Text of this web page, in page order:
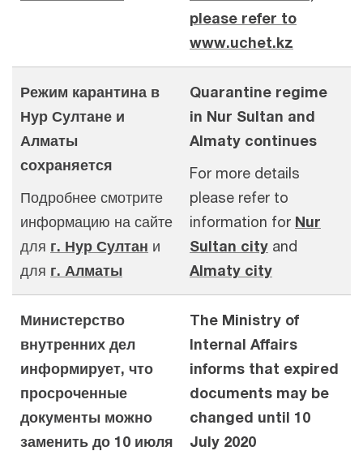
please refer to
www.uchet.kz
Режим карантина в
Нур Султане и
Алматы
сохраняется
Подробнее смотрите
информацию на сайте
для г. Нур Султан и
для г. Алматы
Quarantine regime
in Nur Sultan and
Almaty continues
For more details
please refer to
information for Nur
Sultan city and
Almaty city
Министерство
внутренних дел
информирует, что
просроченные
документы можно
заменить до 10 июля
The Ministry of
Internal Affairs
informs that expired
documents may be
changed until 10
July 2020